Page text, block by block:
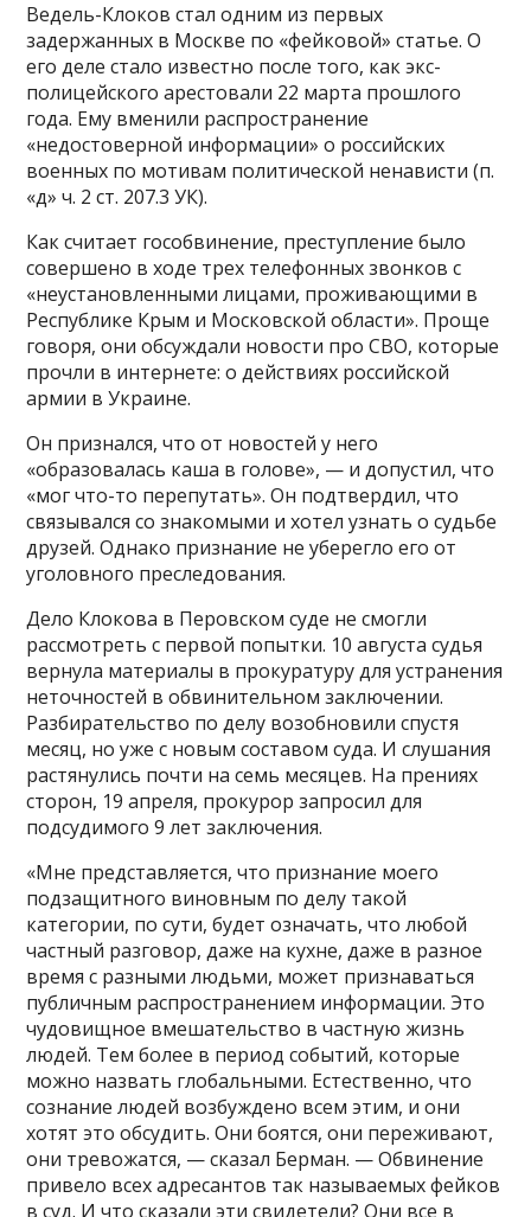
Ведель-Клоков стал одним из первых
задержанных в Москве по «фейковой» статье. О
его деле стало известно после того, как экс-
полицейского арестовали 22 марта прошлого
года. Ему вменили распространение
«недостоверной информации» о российских
военных по мотивам политической ненависти (п.
«д» ч. 2 ст. 207.3 УК).
Как считает гособвинение, преступление было
совершено в ходе трех телефонных звонков с
«неустановленными лицами, проживающими в
Республике Крым и Московской области». Проще
говоря, они обсуждали новости про СВО, которые
прочли в интернете: о действиях российской
армии в Украине.
Он признался, что от новостей у него
«образовалась каша в голове», — и допустил, что
«мог что-то перепутать». Он подтвердил, что
связывался со знакомыми и хотел узнать о судьбе
друзей. Однако признание не уберегло его от
уголовного преследования.
Дело Клокова в Перовском суде не смогли
рассмотреть с первой попытки. 10 августа судья
вернула материалы в прокуратуру для устранения
неточностей в обвинительном заключении.
Разбирательство по делу возобновили спустя
месяц, но уже с новым составом суда. И слушания
растянулись почти на семь месяцев. На прениях
сторон, 19 апреля, прокурор запросил для
подсудимого 9 лет заключения.
«Мне представляется, что признание моего
подзащитного виновным по делу такой
категории, по сути, будет означать, что любой
частный разговор, даже на кухне, даже в разное
время с разными людьми, может признаваться
публичным распространением информации. Это
чудовищное вмешательство в частную жизнь
людей. Тем более в период событий, которые
можно назвать глобальными. Естественно, что
сознание людей возбуждено всем этим, и они
хотят это обсудить. Они боятся, они переживают,
они тревожатся, — сказал Берман. — Обвинение
привело всех адресантов так называемых фейков
в суд. И что сказали эти свидетели? Они все в